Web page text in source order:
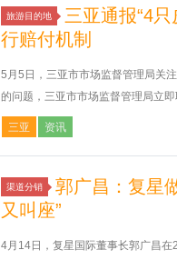
旅游目的地
三亚通报“4
行赔付机制
5月5日，三亚市市场监督管理局关
的问题，三亚市市场监督管理局立
三亚 资讯
渠道分销
郭广昌：复星
又叫座”
4月14日，复星国际董事长郭广昌